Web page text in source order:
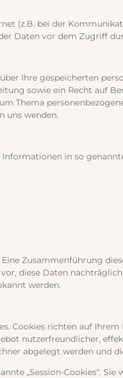
(z.B. bei der
Daten vor dem Zugriff
Ihre gespeicherten
sowie ein Recht auf
Thema
uns wenden.
in so
Zusammenführung
diese Daten
werden.
Cookies richten auf Ihrem
nutzerfreundlicher,
abgelegt werden und
„Session-Cookies“. Sie